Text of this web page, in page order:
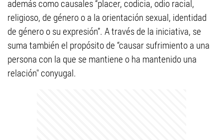
además como causales “placer, codicia, odio racial,
religioso, de género o a la orientación sexual, identidad
de género o su expresión”. A través de la iniciativa, se
suma también el propósito de “causar sufrimiento a una
persona con la que se mantiene o ha mantenido una
relación" conyugal.